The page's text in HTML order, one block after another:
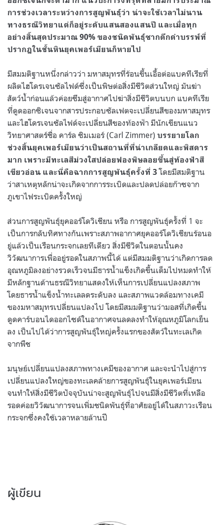
การช่วงเวลาระหว่างการสูญพันธุ์ว่า น่าจะใช้เวลาไม่นาน
ทางธรณีวิทยาแต่ก็อยู่ระดับแสนสองแสนปี และเมื่อทุก
อย่างสิ้นสุดประมาณ 90% ของชนิดพันธุ์ซากดึกดำบรรพ์ที่
ปรากฏในชั้นหินยุคเพอร์เมียนก็หายไป
มีสมมติฐานหนึ่งกล่าวว่า มหาสมุทรที่ร้อนขึ้นเอื้อต่อแบคทีเรียที่
ผลิตไฮโดรเจนซัลไฟด์ซึ่งเป็นพิษต่อสิ่งมีชีวิตส่วนใหญ่ มันฆ่า
สัตว์น้ำก่อนแล้วค่อยซึมสู่อากาศไปฆ่าสิ่งมีชีวิตบนบก แบคทีเรีย
ที่ดูดออกซิเจนจากสารประกอบซัลเฟตจะเปลี่ยนสีของมหาสมุทร
และไฮโดรเจนซัลไฟด์จะเปลี่ยนสีของท้องฟ้า มีนักเขียนแนว
วิทยาศาสตร์ชื่อ คาร์ล ซิมเมอร์ (Carl Zimmer) บรรยายโลก
ช่วงสิ้นยุคเพอร์เมียนว่าเป็นสถานที่ที่น่าเกลียดและพิสดาร
มาก เพราะมีทะเลสีม่วงใสปล่อยฟองพิษลอยขึ้นสู่ท้องฟ้าสี
เขียวอ่อน และนี่คือฉากการสูญพันธุ์ครั้งที่ 3 โดยมีสมติฐาน
ว่าสาเหตุหลักน่าจะเกิดจากการระเบิดและปลดปล่อยก๊าซจาก
ภูเขาไฟระเบิดครั้งใหญ่
ส่วนการสูญพันธุ์ยุคออร์โดวิเชียน หรือ การสูญพันธุ์ครั้งที่ 1 จะ
เป็นการกลับทิศทางกันเพราะสภาพอากาศยุคออร์โดวิเชียนร้อนอ
ยู่แล้วเป็นเรือนกระจกเลยทีเดียว สิ่งมีชีวิตในตอนนั้นคง
วิวัฒนาการเพื่ออยู่รอดในสภาพนี้ได้ แต่มีสมมติฐานว่าเกิดการลด
อุณหภูมิลงอย่างรวดเร็วจนมีธารน้ำแข็งเกิดขึ้นเต็มไปหมดทำให้
มีหลักฐานด้านธรณีวิทยาแสดงให้เห็นการเปลี่ยนแปลงสภาพ
โดยธารน้ำแข็งน้ำทะเลลดระดับลง และสภาพแวดล้อมทางเคมี
ของมหาสมุทรเปลี่ยนแปลงไป โดยมีสมมติฐานว่ามอสที่เกิดขึ้น
ดูดคาร์บอนไดออกไซด์ในอากาศจนลดลงทำให้อุณหภูมิโลกเย็น
ลง เป็นไปได้ว่าการสูญพันธุ์ใหญ่ครั้งแรกของสัตว์ในทะเลเกิด
จากพืช
มนุษย์เปลี่ยนแปลงสภาพทางเคมีของอากาศ และจะนำไปสู่การ
เปลี่ยนแปลงใหญ่ของทะเลคล้ายการสูญพันธุ์ในยุคเพอร์เมียน
จนทำให้สิ่งมีชีวิตปัจจุบันน่าจะสูญพันธุ์ไปจนมีสิ่งมีชีวิตที่เหลือ
รอดค่อยวิวัฒนาการจนเพิ่มชนิดพันธุ์ที่อาศัยอยู่ได้ในสภาวะเรือน
กระจกซึ่งคงใช้เวลาหลายล้านปี
ผู้เขียน